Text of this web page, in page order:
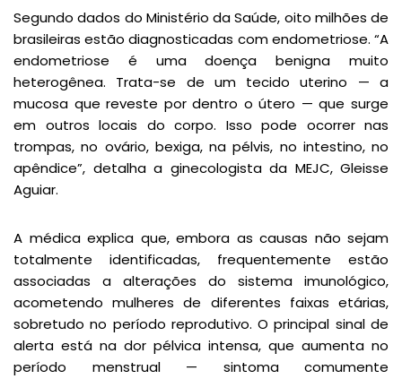
Segundo dados do Ministério da Saúde, oito milhões de
brasileiras estão diagnosticadas com endometriose. “A
endometriose é uma doença benigna muito
heterogênea. Trata-se de um tecido uterino — a
mucosa que reveste por dentro o útero — que surge
em outros locais do corpo. Isso pode ocorrer nas
trompas, no ovário, bexiga, na pélvis, no intestino, no
apêndice”, detalha a ginecologista da MEJC, Gleisse
Aguiar.
A médica explica que, embora as causas não sejam
totalmente identificadas, frequentemente estão
associadas a alterações do sistema imunológico,
acometendo mulheres de diferentes faixas etárias,
sobretudo no período reprodutivo. O principal sinal de
alerta está na dor pélvica intensa, que aumenta no
período menstrual — sintoma comumente